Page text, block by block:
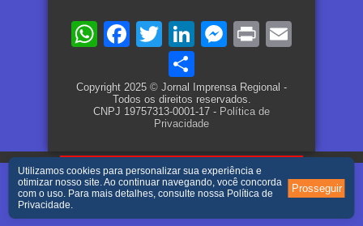
WhatsApp
Facebook
TwitterLinkedIn
Messenger
Print
Copyright 2025 © Jornal Imprensa Regional -
Todos os direitos reservados.
CNPJ 19757313-0001-17 - Política de
Privacidade
Utilizamos cookies para personalizar sua experiência e
otimizar nosso site. Ao continuar navegando, você concorda
com o uso. Para mais detalhes, consulte nossa Política de
Privacidade.
Prosseguir